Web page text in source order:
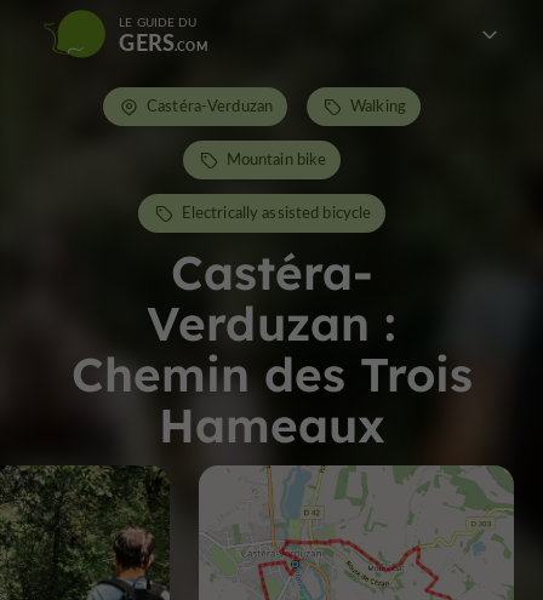
LE GUIDE DU
GERS
Castéra-
Verduzan :
Chemin des Trois
Hameaux
Castéra-Verduzan Walking
Mountain bike
Electrically assisted bicycle